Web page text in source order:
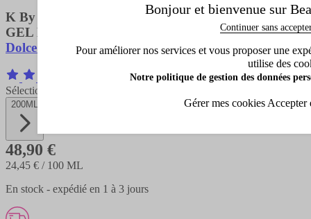
K By Dolce&gabbana
GEL DOUCHE
Dolce & Gabbana
Sélectionnez la contenance
200ML
48,90 €
24,45 € / 100 ML
En stock - expédié en 1 à 3 jours
Bonjour et bienvenue sur
Continuer sans
Pour améliorer nos services et vous proposer une
utilise des
Notre politique de gestion des données
Gérer mes cookies Accepter